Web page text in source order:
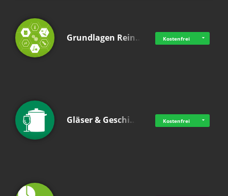
Grundlagen Rein… Kostenfrei
Gläser & Geschi… Kostenfrei